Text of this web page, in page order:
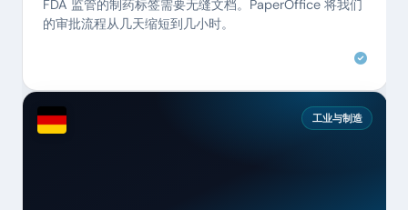
FDA 监管的制药标签需要无缝文档。PaperOffice 将我们
的审批流程从几天缩短到几小时。
工业与制造